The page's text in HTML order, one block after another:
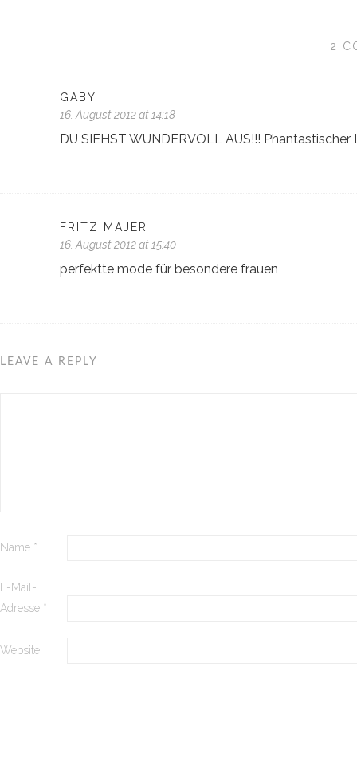
2
GABY
16. August 2012 at 14:18
DU SIEHST WUNDERVOLL AUS!!! Phantastischer
FRITZ MAJER
16. August 2012 at 15:40
perfektte mode für besondere frauen
LEAVE A REPLY
Name *
E-Mail-
Adresse *
Website